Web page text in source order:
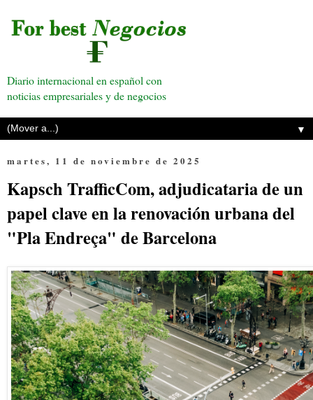
Diario internacional en español con
noticias empresariales y de negocios
▼
martes, 11 de noviembre de 2025
Kapsch TrafficCom, adjudicataria de un
papel clave en la renovación urbana del
"Pla Endreça" de Barcelona